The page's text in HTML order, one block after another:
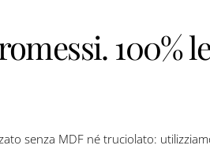
100%
senza MDF né truciolato: